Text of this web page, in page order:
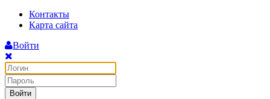
Контакты
Карта сайта
Войти
Войти